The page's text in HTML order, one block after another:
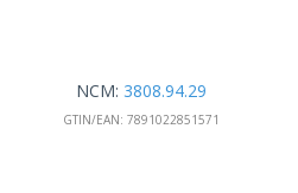
NCM: 3808.94.29
GTIN/EAN: 7891022851571